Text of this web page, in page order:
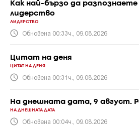
Как най-бързо да
лидерство
ЛИДЕРСТВО
Обновена 00:33ч., 09.08.2026
Цитат на деня
ЦИТАТ НА ДЕНЯ
Обновена 00:31ч., 09.08.2026
На днешната дата, 9 август.
НА ДНЕШНАТА ДАТА
Обновена 00:04ч., 09.08.2026